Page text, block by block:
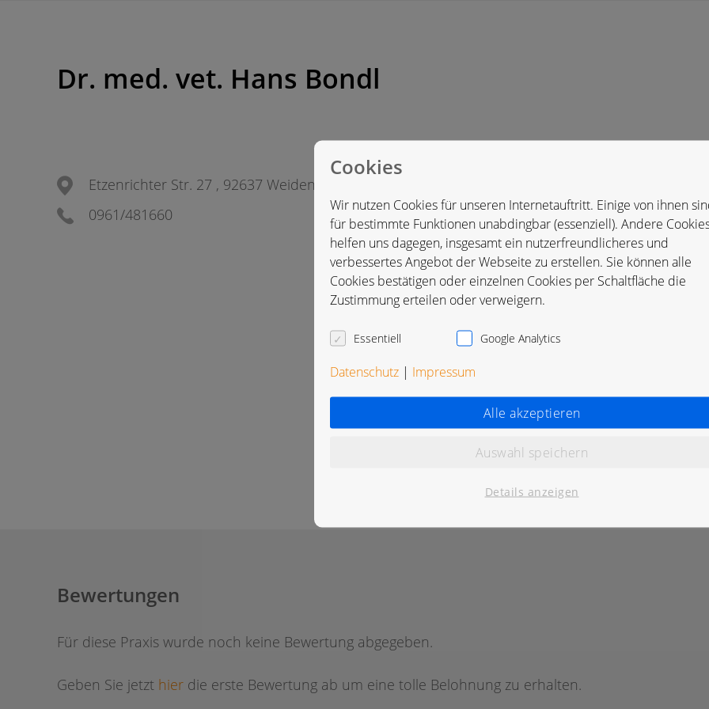
Dr. med. vet. Hans Bondl
Etzenrichter Str. 27 , 92637 Weiden, Deutschland
0961/481660
Bewertungen
Für diese Praxis wurde noch keine Bewertung abgegeben.
Geben Sie jetzt hier die erste Bewertung ab um eine tolle Belohnung zu erhalten.
Cookies
Wir nutzen Cookies für unseren Internetauftritt. Einige von ihnen
für bestimmte Funktionen unabdingbar (essenziell). Andere
helfen uns dagegen, insgesamt ein nutzerfreundlicheres und
verbessertes Angebot der Webseite zu erstellen. Sie können alle
Cookies bestätigen oder einzelnen Cookies per Schaltfläche die
Zustimmung erteilen oder verweigern.
Essentiell Google Analytics
Datenschutz | Impressum
Alle akzeptieren
Auswahl speichern
Details anzeigen